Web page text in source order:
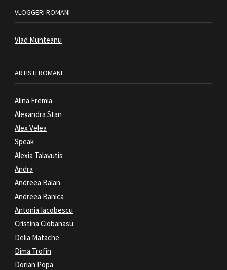
VLOGGERI ROMANI
Vlad Munteanu
ARTISTI ROMANI
Alina Eremia
Alexandra Stan
Alex Velea
Speak
Alexia Talavutis
Andra
Andreea Balan
Andreea Banica
Antonia Iacobescu
Cristina Ciobanasu
Delia Matache
Dima Trofin
Dorian Popa